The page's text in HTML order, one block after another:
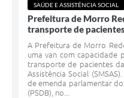
SAÚDE E ASSISTÊNCIA SOCIAL
Prefeitura de Morro
transporte de
A Prefeitura de Morro
uma van com capacidade
transporte de pacientes
Assistência Social
de emenda parlamentar
(PSDB), no...